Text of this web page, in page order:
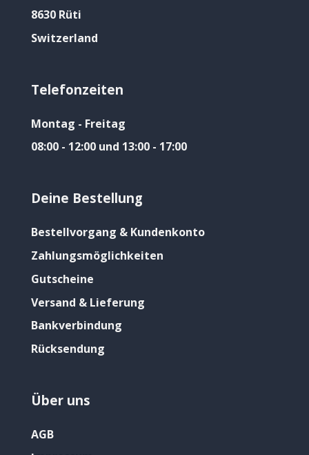
8630 Rüti
Switzerland
Telefonzeiten
Montag - Freitag
08:00 - 12:00 und 13:00 - 17:00
Deine Bestellung
Bestellvorgang & Kundenkonto
Zahlungsmöglichkeiten
Gutscheine
Versand & Lieferung
Bankverbindung
Rücksendung
Über uns
AGB